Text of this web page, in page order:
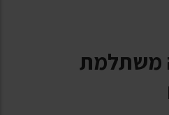
משתלמת